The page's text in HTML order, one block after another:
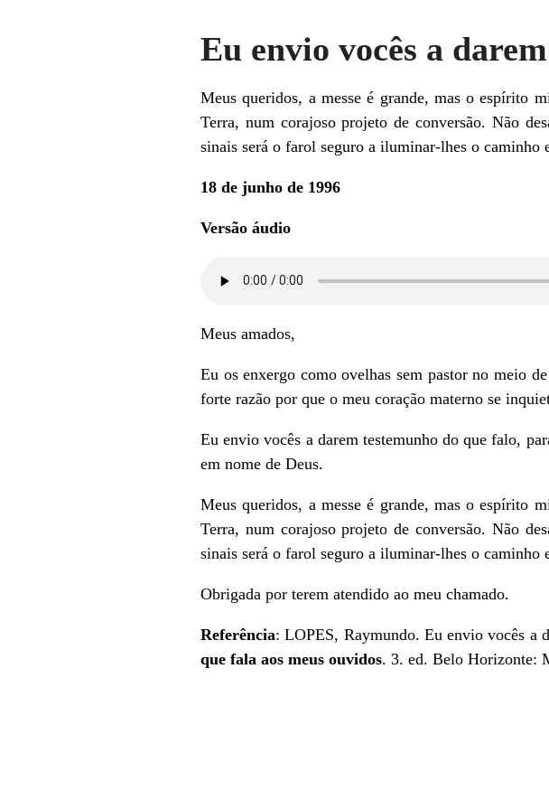
Eu envio vocês a
Meus queridos, a messe é grande, mas o espírito
Terra, num corajoso projeto de conversão. Não
sinais será o farol seguro a iluminar-lhes o caminho
18 de junho de 1996
Versão áudio
Meus amados,
Eu os enxergo como ovelhas sem pastor no meio
forte razão por que o meu coração materno se
Eu envio vocês a darem testemunho do que falo,
em nome de Deus.
Meus queridos, a messe é grande, mas o espírito
Terra, num corajoso projeto de conversão. Não
sinais será o farol seguro a iluminar-lhes o caminho
Obrigada por terem atendido ao meu chamado.
Referência: LOPES, Raymundo. Eu envio vocês
que fala aos meus ouvidos. 3. ed. Belo Horizonte: